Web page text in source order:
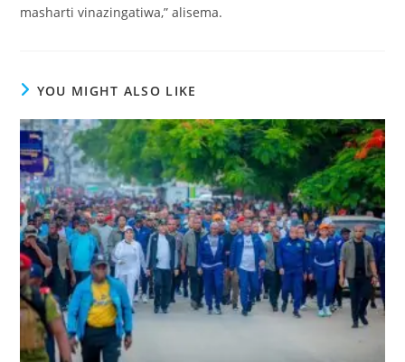
masharti vinazingatiwa,” alisema.
YOU MIGHT ALSO LIKE